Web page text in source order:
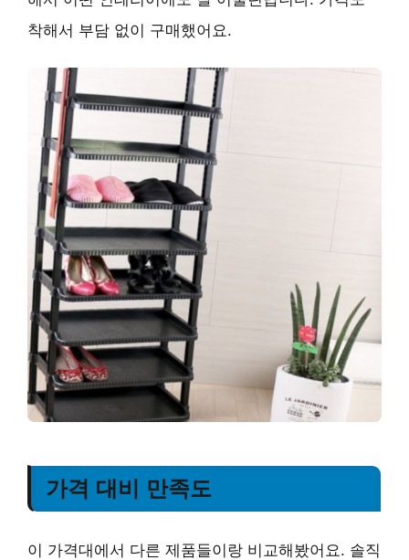
착해서 부담 없이 구매했어요.
가격 대비 만족도
이 가격대에서 다른 제품들이랑 비교해봤어요. 솔직